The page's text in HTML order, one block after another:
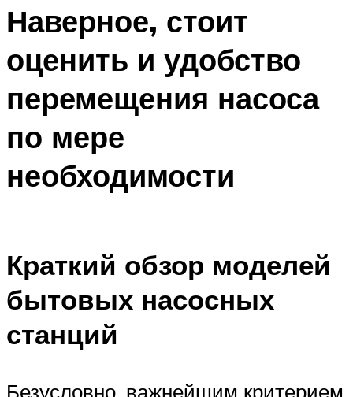
Наверное, стоит
оценить и удобство
перемещения насоса
по мере
необходимости
Краткий обзор моделей
бытовых насосных
станций
Безусловно, важнейшим критерием